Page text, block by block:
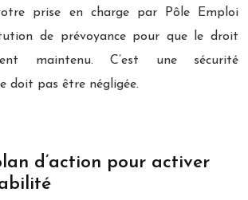
prise en charge par Pôle Emploi
de prévoyance pour que le droit
maintenu. C’est une sécurité
doit pas être négligée.
d’action pour activer